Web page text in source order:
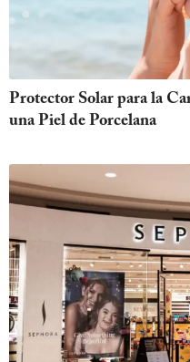
Protector Solar para la
una Piel de Porcelana